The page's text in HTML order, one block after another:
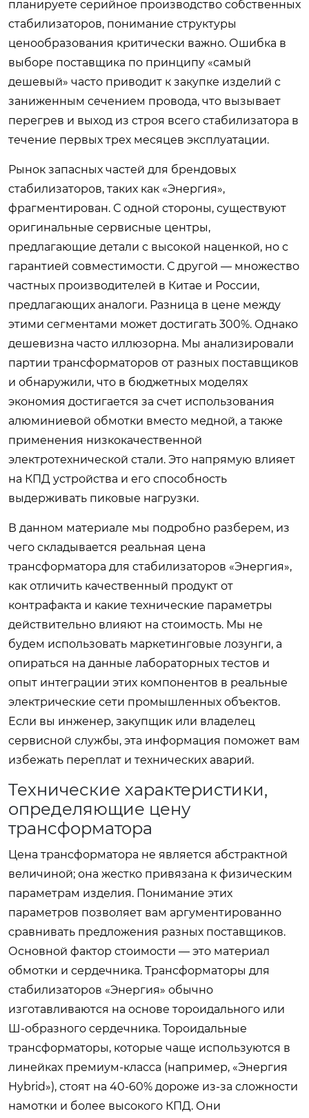
планируете серийное производство собственных
стабилизаторов, понимание структуры
ценообразования критически важно. Ошибка в
выборе поставщика по принципу «самый
дешевый» часто приводит к закупке изделий с
заниженным сечением провода, что вызывает
перегрев и выход из строя всего стабилизатора в
течение первых трех месяцев эксплуатации.
Рынок запасных частей для брендовых
стабилизаторов, таких как «Энергия»,
фрагментирован. С одной стороны, существуют
оригинальные сервисные центры,
предлагающие детали с высокой наценкой, но с
гарантией совместимости. С другой — множество
частных производителей в Китае и России,
предлагающих аналоги. Разница в цене между
этими сегментами может достигать 300%. Однако
дешевизна часто иллюзорна. Мы анализировали
партии трансформаторов от разных поставщиков
и обнаружили, что в бюджетных моделях
экономия достигается за счет использования
алюминиевой обмотки вместо медной, а также
применения низкокачественной
электротехнической стали. Это напрямую влияет
на КПД устройства и его способность
выдерживать пиковые нагрузки.
В данном материале мы подробно разберем, из
чего складывается реальная цена
трансформатора для стабилизаторов «Энергия»,
как отличить качественный продукт от
контрафакта и какие технические параметры
действительно влияют на стоимость. Мы не
будем использовать маркетинговые лозунги, а
опираться на данные лабораторных тестов и
опыт интеграции этих компонентов в реальные
электрические сети промышленных объектов.
Если вы инженер, закупщик или владелец
сервисной службы, эта информация поможет вам
избежать переплат и технических аварий.
Технические характеристики,
определяющие цену
трансформатора
Цена трансформатора не является абстрактной
величиной; она жестко привязана к физическим
параметрам изделия. Понимание этих
параметров позволяет вам аргументированно
сравнивать предложения разных поставщиков.
Основной фактор стоимости — это материал
обмотки и сердечника. Трансформаторы для
стабилизаторов «Энергия» обычно
изготавливаются на основе тороидального или
Ш-образного сердечника. Тороидальные
трансформаторы, которые чаще используются в
линейках премиум-класса (например, «Энергия
Hybrid»), стоят на 40-60% дороже из-за сложности
намотки и более высокого КПД. Они